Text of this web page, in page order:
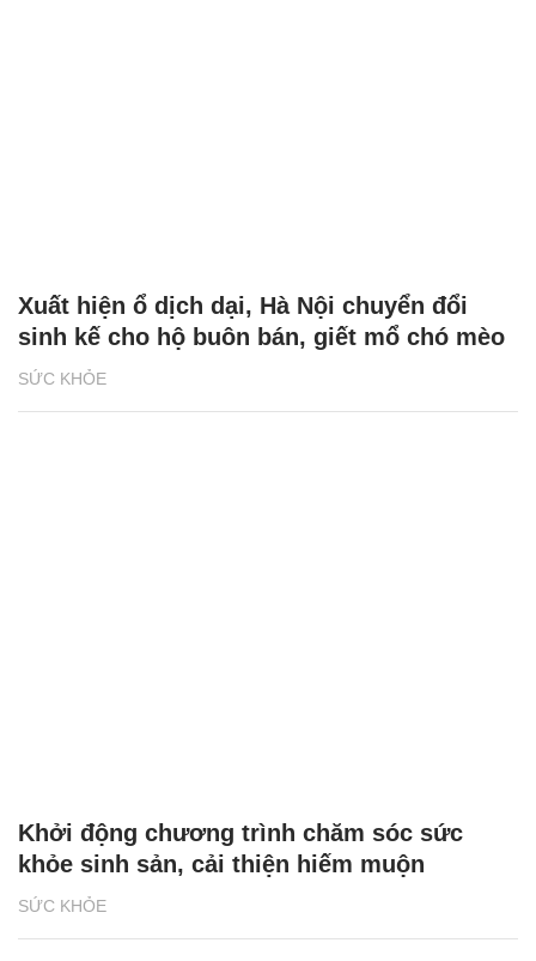
SỨC KHỎE
Xuất hiện ổ dịch dại, Hà Nội chuyển đổi
sinh kế cho hộ buôn bán, giết mổ chó mèo
SỨC KHỎE
Khởi động chương trình chăm sóc sức
khỏe sinh sản, cải thiện hiếm muộn